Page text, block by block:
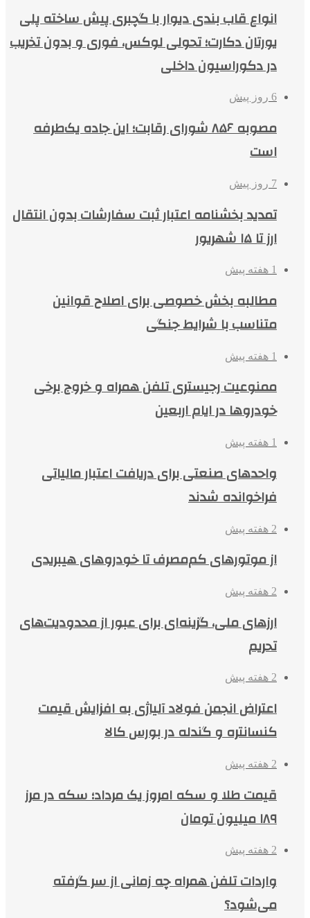
انواع قاب بندی دیوار با گچبری پیش ساخته پلی
یورتان دکارت؛ تحولی لوکس، فوری و بدون تخریب
در دکوراسیون داخلی
6 روز پیش
مصوبه ۸۵۶ شورای رقابت؛ این جاده یک‌طرفه
است
7 روز پیش
تمدید بخشنامه اعتبار ثبت سفارشات بدون انتقال
ارز تا ۱۵ شهریور
1 هفته پیش
مطالبه بخش خصوصی برای اصلاح قوانین
متناسب با شرایط جنگی
1 هفته پیش
ممنوعیت رجیستری تلفن همراه و خروج برخی
خودروها در ایام اربعین
1 هفته پیش
واحدهای صنعتی برای دریافت اعتبار مالیاتی
فراخوانده شدند
2 هفته پیش
از موتورهای کم‌مصرف تا خودروهای هیبریدی
2 هفته پیش
ارزهای ملی، گزینه‌ای برای عبور از محدودیت‌های
تحریم
2 هفته پیش
اعتراض انجمن فولاد آلیاژی به افزایش قیمت
کنسانتره و گندله در بورس کالا
2 هفته پیش
قیمت طلا و سکه امروز یک مرداد؛ سکه در مرز
۱۸۹ میلیون تومان
2 هفته پیش
واردات تلفن همراه چه زمانی از سر گرفته
می‌شود؟